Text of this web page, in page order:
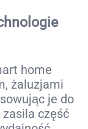
home
żaluzjami
je do
część